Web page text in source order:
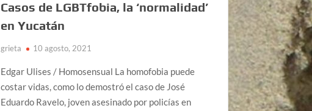
Casos de LGBTfobia, la ‘normalidad’
en Yucatán
grieta 10 agosto, 2021
Edgar Ulises / Homosensual La homofobia puede
costar vidas, como lo demostró el caso de José
Eduardo Ravelo, joven asesinado por policías en